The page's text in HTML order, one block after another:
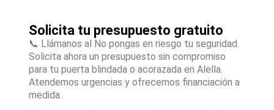
Solicita tu presupuesto gratuito
📞 Llámanos al No pongas en riesgo tu seguridad.
Solicita ahora un presupuesto sin compromiso
para tu puerta blindada o acorazada en Alella.
Atendemos urgencias y ofrecemos financiación a
medida.